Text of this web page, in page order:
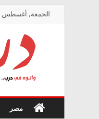
الجمعة, أغسطس 7, 2026
درب
في
درب..
مصر